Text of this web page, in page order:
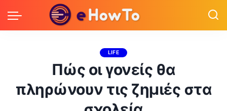
LIFE
Πώς οι γονείς θα
πληρώνουν τις ζημιές στα